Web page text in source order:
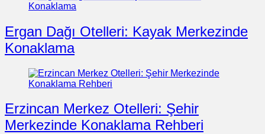
Ergan Dağı Otelleri: Kayak Merkezinde
Konaklama
Erzincan Merkez Otelleri: Şehir
Merkezinde Konaklama Rehberi